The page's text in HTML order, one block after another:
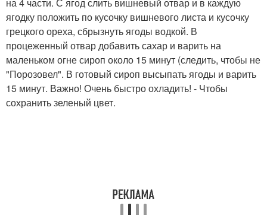
ягодку положить по кусочку вишневого листа и кусочку
грецкого ореха, сбрызнуть ягоды водкой. В
процеженный отвар добавить сахар и варить на
маленьком огне сироп около 15 минут (следить, чтобы не
"Порозовел". В готовый сироп высыпать ягоды и варить
15 минут. Важно! Очень быстро охладить! - Чтобы
сохранить зеленый цвет.